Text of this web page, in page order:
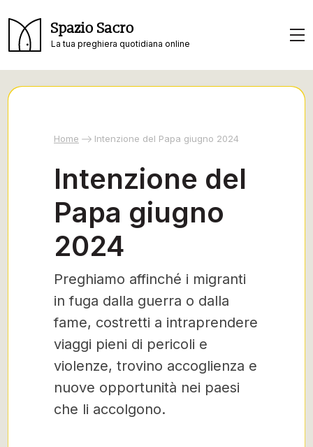
Spazio Sacro
La tua preghiera quotidiana online
Home Intenzione del Papa giugno 2024
Intenzione del
Papa giugno
2024
Preghiamo affinché i migranti
in fuga dalla guerra o dalla
fame, costretti a intraprendere
viaggi pieni di pericoli e
violenze, trovino accoglienza e
nuove opportunità nei paesi
che li accolgono.